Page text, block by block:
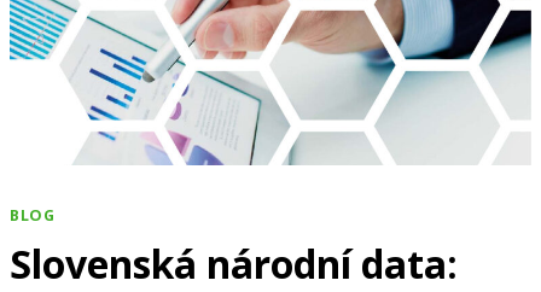
BLOG
Slovenská národní data: